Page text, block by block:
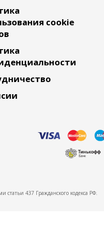
cookie
статьи 437 Гражданского кодекса РФ.